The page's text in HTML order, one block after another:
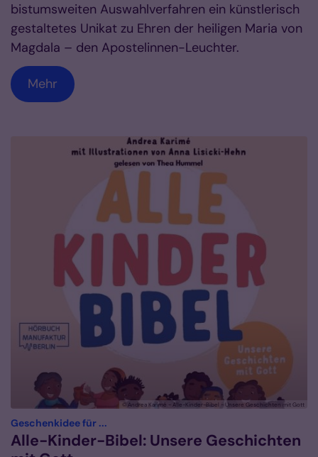
bistumsweiten Auswahlverfahren ein künstlerisch
gestaltetes Unikat zu Ehren der heiligen Maria von
Magdala – den Apostelinnen-Leuchter.
Mehr
© Andrea Karimé - Alle-Kinder-Bibel - Unsere Geschichten mit Gott
Geschenkidee für ...
Alle-Kinder-Bibel: Unsere Geschichten